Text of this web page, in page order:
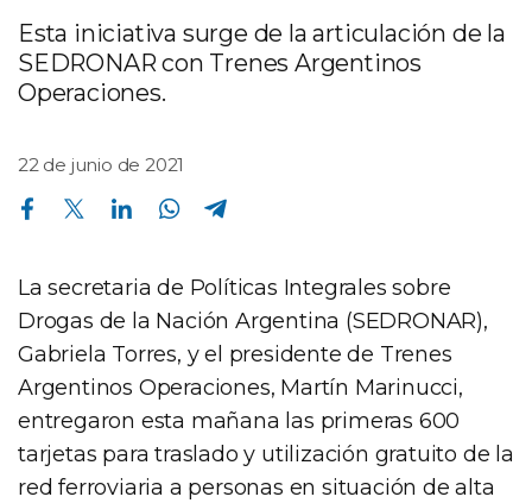
Esta iniciativa surge de la articulación de la
SEDRONAR con Trenes Argentinos
Operaciones.
22 de junio de 2021
Compartir en Facebook Compartir en Twitter Compartir en Linkedin Compartir en Whatsapp
La secretaria de Políticas Integrales sobre
Drogas de la Nación Argentina (SEDRONAR),
Gabriela Torres, y el presidente de Trenes
Argentinos Operaciones, Martín Marinucci,
entregaron esta mañana las primeras 600
tarjetas para traslado y utilización gratuito de la
red ferroviaria a personas en situación de alta